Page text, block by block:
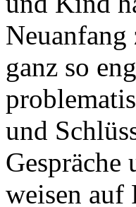
ganz so
und
weisen auf